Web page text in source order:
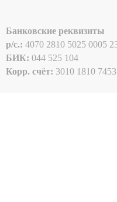
Банковские реквизиты
p/c.: 4070 2810 5025 0005
БИК: 044 525 104
Корр. счёт: 3010 1810